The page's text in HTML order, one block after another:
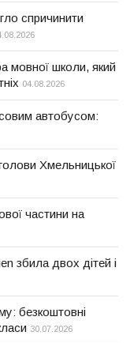
спричинити
мовної школи, який
04.08.2026
автобусом:
Хмельницької
частини на
збила двох дітей і
безкоштовні
30.07.2026